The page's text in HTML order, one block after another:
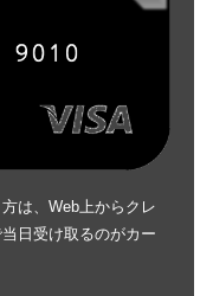
は、Web上からクレ
日受け取るのがカー